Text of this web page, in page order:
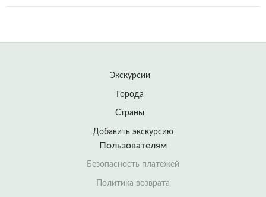
Экскурсии
Города
Страны
Добавить экскурсию
Пользователям
Безопасность платежей
Политика возврата